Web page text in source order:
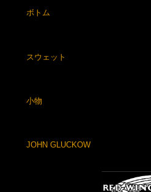
ボトム
スウェット
小物
JOHN GLUCKOW